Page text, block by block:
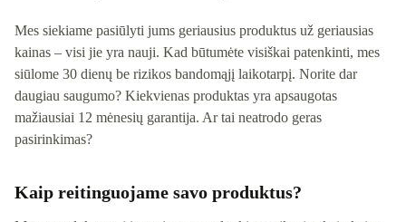
Mes siekiame pasiūlyti jums geriausius produktus už geriausias
kainas – visi jie yra nauji. Kad būtumėte visiškai patenkinti, mes
siūlome 30 dienų be rizikos bandomąjį laikotarpį. Norite dar
daugiau saugumo? Kiekvienas produktas yra apsaugotas
mažiausiai 12 mėnesių garantija. Ar tai neatrodo geras
pasirinkimas?
Kaip reitinguojame savo produktus?